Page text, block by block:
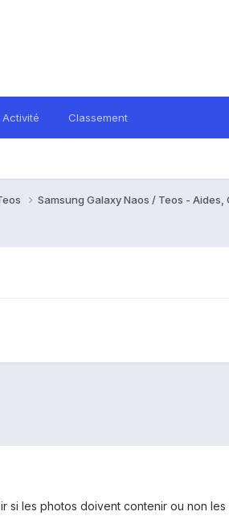
Activité Classement
Samsung Galaxy Naos / Teos - Aides,
si les photos doivent contenir ou non